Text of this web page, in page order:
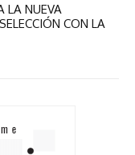
LA NUEVA
CON LA